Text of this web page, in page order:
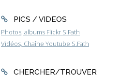
PICS / VIDEOS
Photos, albums Flickr S.Fath
Vidéos, Chaîne Youtube S.Fath
CHERCHER/TROUVER